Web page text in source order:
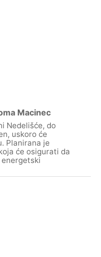
Macinec
Nedelišće, do
uskoro će
Planirana je
će osigurati da